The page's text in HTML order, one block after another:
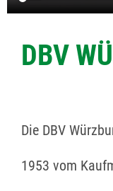
DBV
Die DBV
1953 vom